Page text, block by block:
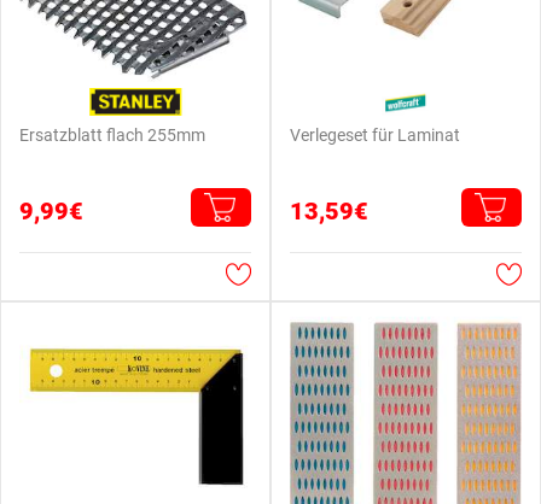
Ersatzblatt flach 255mm
9,99€
Verlegeset für Laminat
13,59€